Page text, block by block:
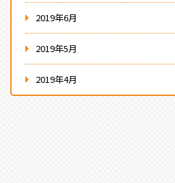
2019年6月
2019年5月
2019年4月